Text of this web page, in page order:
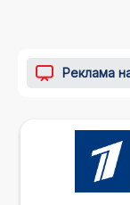
Реклама